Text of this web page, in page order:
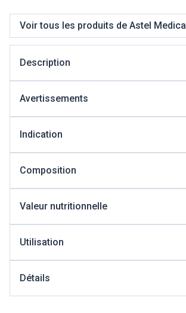
Voir tous les produits de Astel Medica
Description
Avertissements
Indication
Composition
Valeur nutritionnelle
Utilisation
Détails